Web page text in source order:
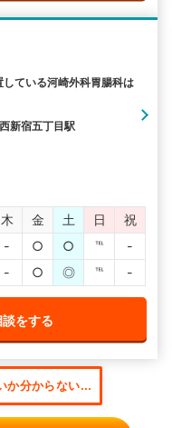
ている河崎外科胃腸科は
新宿五丁目駅
木 金 土 日
祝
- ○ ○ ℡
-
- ○ ◎ ℡ -
をする
か分からない...